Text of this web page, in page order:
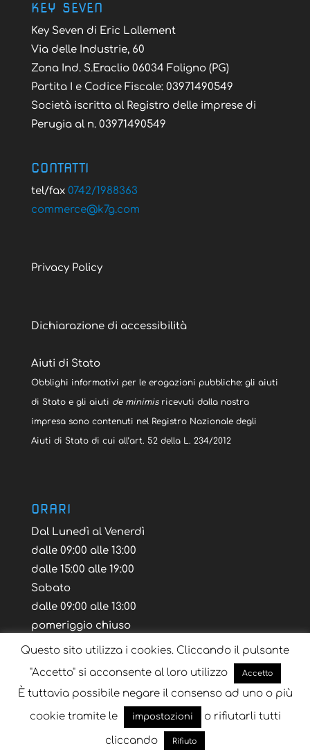
KEY SEVEN
Key Seven di Eric Lallement
Via delle Industrie, 60
Zona Ind. S.Eraclio 06034 Foligno (PG)
Partita I e Codice Fiscale: 03971490549
Società iscritta al Registro delle imprese di
Perugia al n. 03971490549
CONTATTI
tel/fax 0742/1988363
moc.g7k
@ecremmoc
Privacy Policy
Dichiarazione di accessibilità
Aiuti di Stato
Obblighi informativi per le erogazioni pubbliche: gli aiuti
di Stato e gli aiuti de minimisricevuti dalla nostra
impresa sono contenuti nel Registro Nazionale degli
Aiuti di Stato di cui all’art. 52 della L. 234/2012
ORARI
Dal Lunedì al Venerdì
dalle 09:00 alle 13:00
dalle 15:00 alle 19:00
Sabato
dalle 09:00 alle 13:00
pomeriggio chiuso
Blog Tutorial Layout Volantino
Questo sito utilizza i cookies. Cliccando il pulsante
"Accetto" si acconsente al loro utilizzo
Accetto
È tuttavia possibile negare il consenso ad uno o più
cookie tramite le
impostazioni o rifiutarli tutti
cliccando Rifiuto